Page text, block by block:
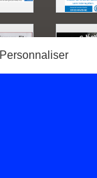
Personnaliser